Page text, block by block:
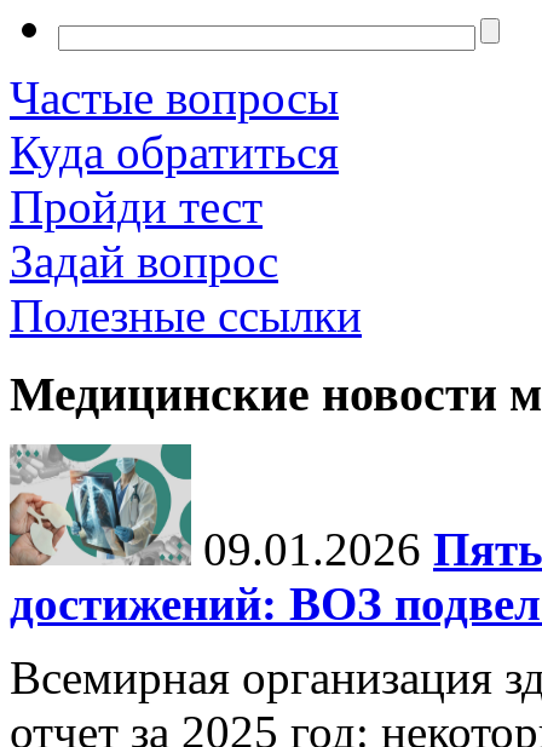
Частые вопросы
Куда обратиться
Пройди тест
Задай вопрос
Полезные ссылки
Медицинские новости
09.01.2026
достижений: ВОЗ
Всемирная организация
отчет за 2025 год: